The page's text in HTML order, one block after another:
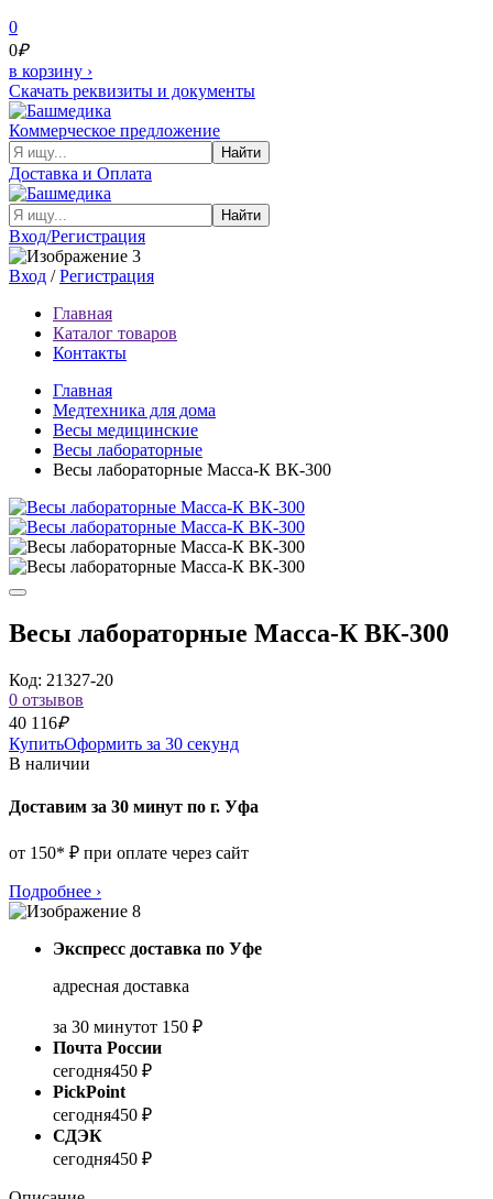
0
0₽
в корзину ›
Скачать реквизиты и документы
Коммерческое предложение
Найти
Доставка и Оплата
Найти
Вход/Регистрация
Вход /Регистрация
Главная
Каталог товаров
Контакты
Главная
Медтехника для дома
Весы медицинские
Весы лабораторные
Весы лабораторные Масса-К ВК-300
Весы лабораторные Масса-К ВК-300
Код: 21327-20
0 отзывов
40 116₽
КупитьОформить за 30 секунд
В наличии
Доставим за 30 минут по г. Уфа
от 150* ₽ при оплате через сайт
Подробнее ›
Экспресс доставка по Уфе
адресная доставка
за 30 минутот 150 ₽
Почта России
сегодня450 ₽
PickPoint
сегодня450 ₽
СДЭК
сегодня450 ₽